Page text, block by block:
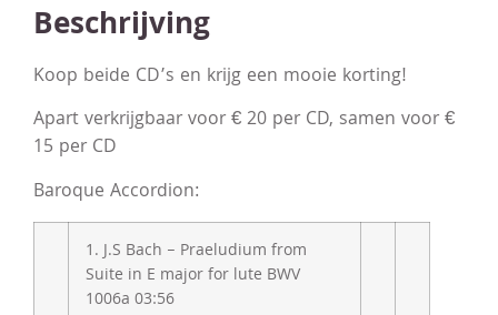
Beschrijving
Koop beide CD’s en krijg een mooie korting!
Apart verkrijgbaar voor € 20 per CD, samen voor €
15 per CD
Baroque Accordion:
1. J.S Bach – Praeludium from
Suite in E major for lute BWV
1006a 03:56